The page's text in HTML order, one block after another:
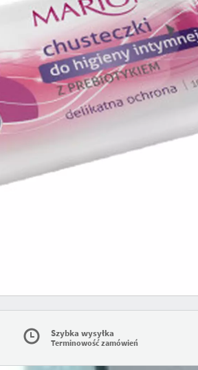
Szybka wysyłka
Terminowość zamówień